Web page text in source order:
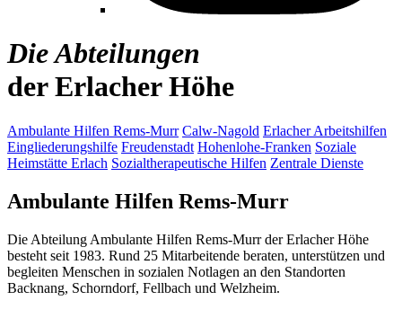
Die Abteilungen
der Erlacher Höhe
Ambulante Hilfen Rems-Murr Calw-Nagold Erlacher Arbeitshilfen
Eingliederungshilfe Freudenstadt Hohenlohe-Franken Soziale
Heimstätte Erlach Sozialtherapeutische Hilfen Zentrale Dienste
Ambulante Hilfen Rems-Murr
Die Abteilung Ambulante Hilfen Rems-Murr der Erlacher Höhe
besteht seit 1983. Rund 25 Mitarbeitende beraten, unterstützen und
begleiten Menschen in sozialen Notlagen an den Standorten
Backnang, Schorndorf, Fellbach und Welzheim.